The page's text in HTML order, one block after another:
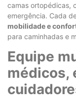
camas ortopédicas,
emergência. Cada
mobilidade e
para caminhadas e
Equipe
médicos,